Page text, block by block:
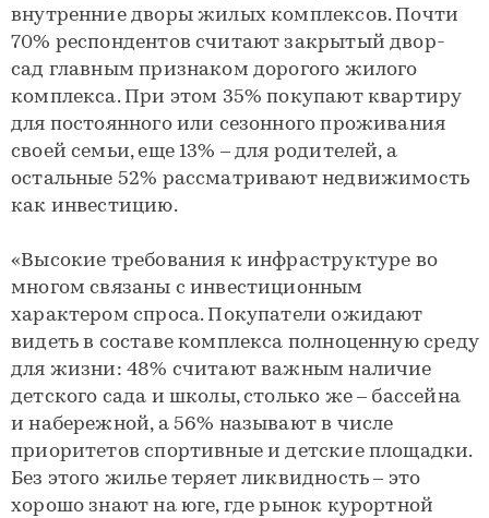
внутренние дворы жилых комплексов. Почти
70% респондентов считают закрытый двор-
сад главным признаком дорогого жилого
комплекса. При этом 35% покупают квартиру
для постоянного или сезонного проживания
своей семьи, еще 13% – для родителей, а
остальные 52% рассматривают недвижимость
как инвестицию.
«Высокие требования к инфраструктуре во
многом связаны с инвестиционным
характером спроса. Покупатели ожидают
видеть в составе комплекса полноценную среду
для жизни: 48% считают важным наличие
детского сада и школы, столько же – бассейна
и набережной, а 56% называют в числе
приоритетов спортивные и детские площадки.
Без этого жилье теряет ликвидность – это
хорошо знают на юге, где рынок курортной